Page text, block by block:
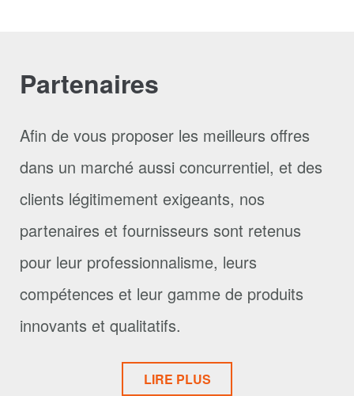
Partenaires
Afin de vous proposer les meilleurs offres
dans un marché aussi concurrentiel, et des
clients légitimement exigeants, nos
partenaires et fournisseurs sont retenus
pour leur professionnalisme, leurs
compétences et leur gamme de produits
innovants et qualitatifs.
LIRE PLUS